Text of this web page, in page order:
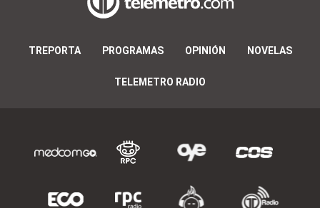
TREPORTA PROGRAMAS OPINIÓN NOVELAS
TELEMETRO RADIO